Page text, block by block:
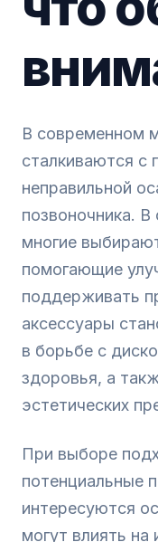
В современном
сталкиваются с
неправильной
позвоночника.
многие
помогающие
поддерживать
аксессуары
в борьбе с
здоровья, а
эстетических
При выборе
потенциальные
интересуются
могут влиять